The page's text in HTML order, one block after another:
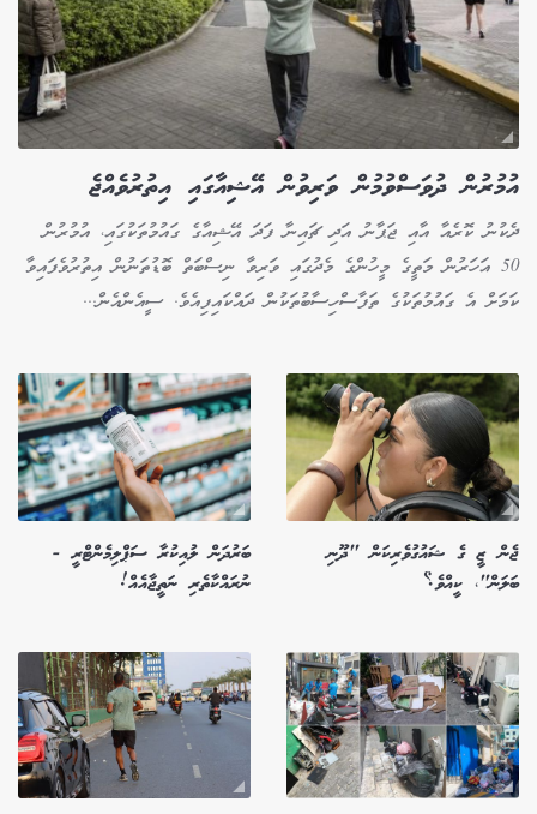
އުމުރުން ދުވަސްވުމުން ވަރިވުން އޭޝިއާގައި އިތުރުވެއްޖެ
ދެކުނު ކޮރެއާ އާއި ޖަޕާނު އަދި ޗައިނާ ފަދަ އޭޝިއާގެ ގައުމުތަކުގައި، އުމުރުން
50 އަހަރުން މަތީގެ މީހުންގެ މެދުގައި ވަރިވާ ނިސްބަތް ބޮޑުތަނުން އިތުރުވެފައިވާ
ކަމަށް އެ ގައުމުތަކުގެ ތަފާސްހިސާބުތަކުން ދައްކައިފިއެވެ. ސީއެންއެން...
ޖެން ޒީ ގެ ޝައުގުވެރިކަން "ދޫނި
ބަލަން"، ކީއްވެ؟
ބަރުދަން ލުއިކުރާ ސަޕްލިމެންޓްރީ -
ނުރައްކާތެރި ނަތީޖާއެއް!